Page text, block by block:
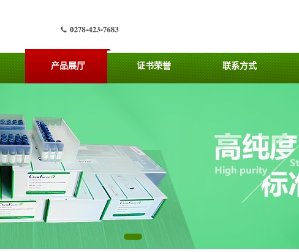
产品展厅 证书荣誉 联系方式